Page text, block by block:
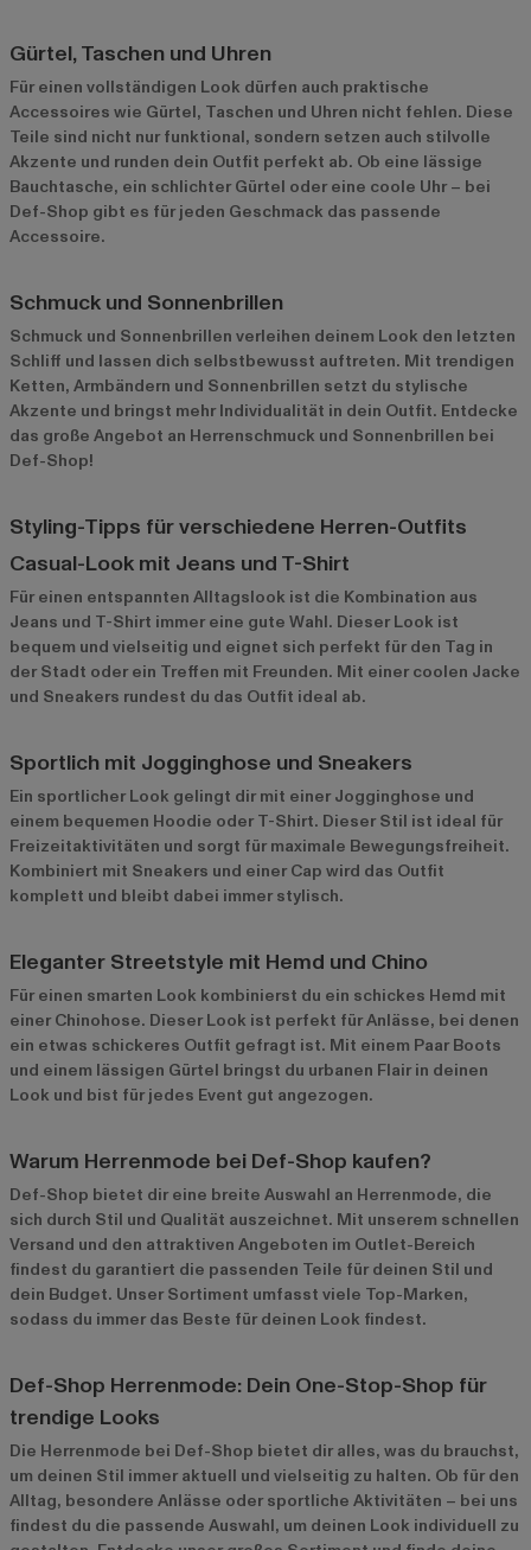
Gürtel, Taschen und Uhren
Für einen vollständigen Look dürfen auch praktische
Accessoires wie Gürtel, Taschen und Uhren nicht fehlen. Diese
Teile sind nicht nur funktional, sondern setzen auch stilvolle
Akzente und runden dein Outfit perfekt ab. Ob eine lässige
Bauchtasche, ein schlichter Gürtel oder eine coole Uhr – bei
Def-Shop gibt es für jeden Geschmack das passende
Accessoire.
Schmuck und Sonnenbrillen
Schmuck und Sonnenbrillen verleihen deinem Look den letzten
Schliff und lassen dich selbstbewusst auftreten. Mit trendigen
Ketten, Armbändern und Sonnenbrillen setzt du stylische
Akzente und bringst mehr Individualität in dein Outfit. Entdecke
das große Angebot an Herrenschmuck und Sonnenbrillen bei
Def-Shop!
Styling-Tipps für verschiedene Herren-Outfits
Casual-Look mit Jeans und T-Shirt
Für einen entspannten Alltagslook ist die Kombination aus
Jeans und T-Shirt immer eine gute Wahl. Dieser Look ist
bequem und vielseitig und eignet sich perfekt für den Tag in
der Stadt oder ein Treffen mit Freunden. Mit einer coolen Jacke
und Sneakers rundest du das Outfit ideal ab.
Sportlich mit Jogginghose und Sneakers
Ein sportlicher Look gelingt dir mit einer Jogginghose und
einem bequemen Hoodie oder T-Shirt. Dieser Stil ist ideal für
Freizeitaktivitäten und sorgt für maximale Bewegungsfreiheit.
Kombiniert mit Sneakers und einer Cap wird das Outfit
komplett und bleibt dabei immer stylisch.
Eleganter Streetstyle mit Hemd und Chino
Für einen smarten Look kombinierst du ein schickes Hemd mit
einer Chinohose. Dieser Look ist perfekt für Anlässe, bei denen
ein etwas schickeres Outfit gefragt ist. Mit einem Paar Boots
und einem lässigen Gürtel bringst du urbanen Flair in deinen
Look und bist für jedes Event gut angezogen.
Warum Herrenmode bei Def-Shop kaufen?
Def-Shop bietet dir eine breite Auswahl an Herrenmode, die
sich durch Stil und Qualität auszeichnet. Mit unserem schnellen
Versand und den attraktiven Angeboten im Outlet-Bereich
findest du garantiert die passenden Teile für deinen Stil und
dein Budget. Unser Sortiment umfasst viele Top-Marken,
sodass du immer das Beste für deinen Look findest.
Def-Shop Herrenmode: Dein One-Stop-Shop für
trendige Looks
Die Herrenmode bei Def-Shop bietet dir alles, was du brauchst,
um deinen Stil immer aktuell und vielseitig zu halten. Ob für den
Alltag, besondere Anlässe oder sportliche Aktivitäten – bei uns
findest du die passende Auswahl, um deinen Look individuell zu